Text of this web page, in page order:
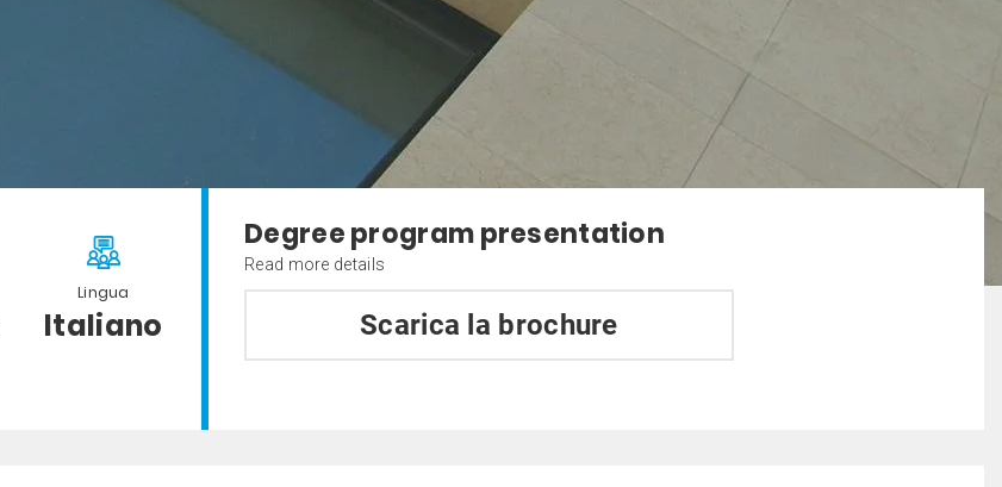
Lingua
Italiano
Degree program presentation
Read more details
Scarica la brochure